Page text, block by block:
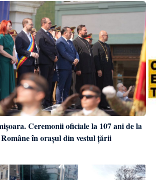
Ceremonii oficiale la 107 ani de la
în orașul din vestul țării